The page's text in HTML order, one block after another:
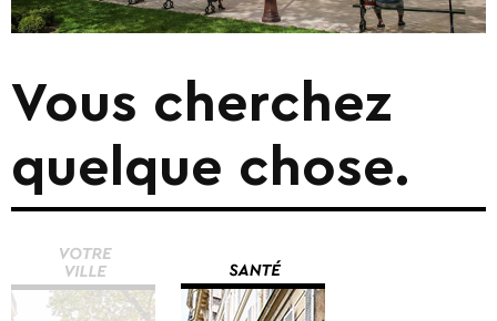
Vous cherchez
quelque chose.